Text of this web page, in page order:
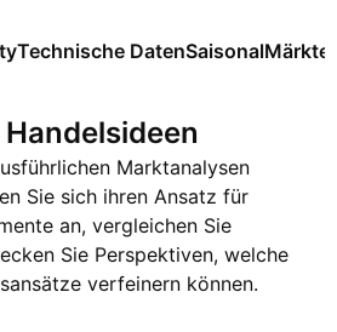
Technische DatenSaisonalMärkte
Marktanalysen
Sie sich ihren Ansatz für
an, vergleichen Sie
Sie Perspektiven, welche
verfeinern können.